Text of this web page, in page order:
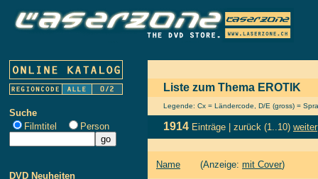
Suche
Filmtitel
Person
DVD Neuheiten
Liste zum Thema EROTIK
Legende: Cx = Ländercode, D/E (gross) =
1914 Einträge | zurück (1..10) weiter
Name (Anzeige: mit Cover)